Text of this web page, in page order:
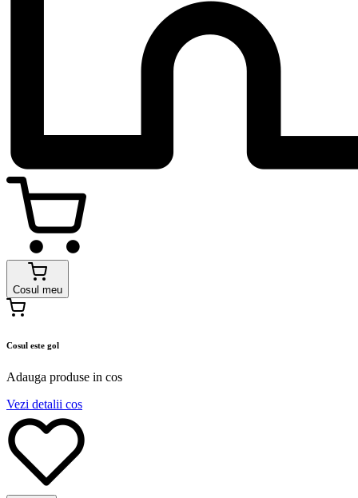
Cosul meu
Cosul este gol
Adauga produse in cos
Vezi detalii cos